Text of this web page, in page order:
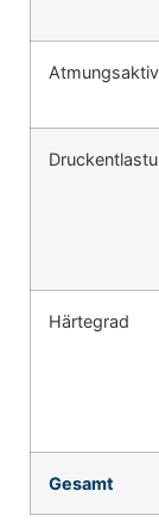
Härtegrad
Gesamt